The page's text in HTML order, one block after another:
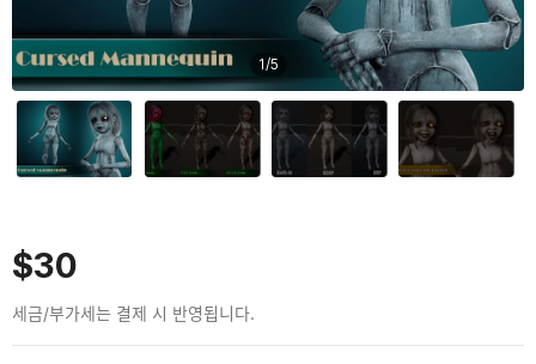
1/5
$30
세금/부가세는 결제 시 반영됩니다.